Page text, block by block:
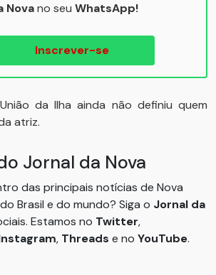
Novano seu WhatsApp!
Inscrever-se
da Ilha ainda não definiu quem
atriz.
Jornal da Nova
das principais notícias de Nova
Brasil e do mundo? Siga o Jornal da
Estamos no Twitter,
, Threads e no YouTube.